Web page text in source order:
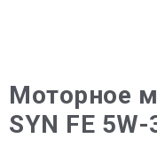
Моторное
SYN FE